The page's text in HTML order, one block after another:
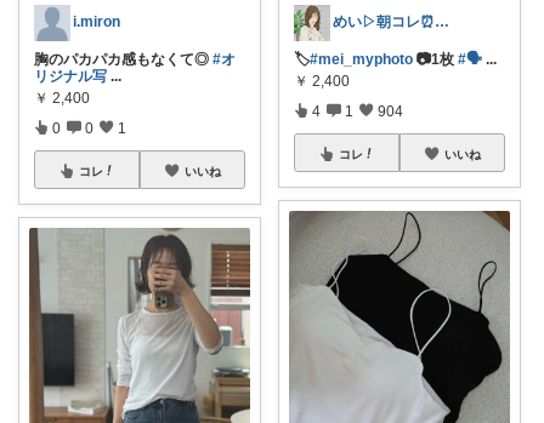
i.miron
胸のパカパカ感もなくて◎ #オ
リジナル写 ...
￥ 2,400
0 0 1
コレ いいね
めい▷朝コレ⏰コメ挨拶不要🌿
🏷️#mei_myphoto 📷1枚 #🗣 ...
￥ 2,400
4 1 904
コレ いいね